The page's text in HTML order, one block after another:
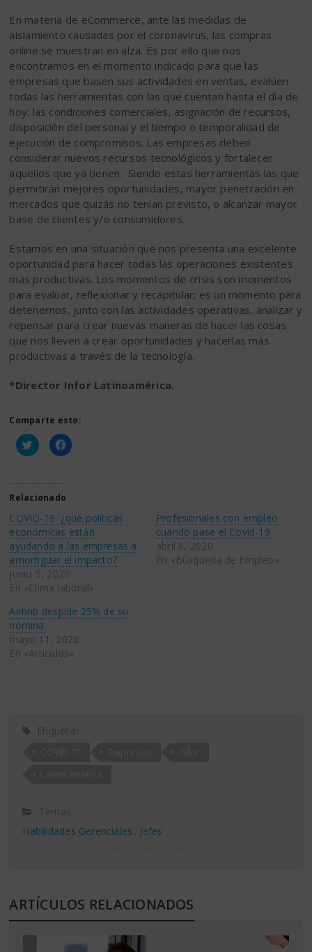
En materia de eCommerce, ante las medidas de
aislamiento causadas por el coronavirus, las compras
online se muestran en alza. Es por ello que nos
encontramos en el momento indicado para que las
empresas que basen sus actividades en ventas, evalúen
todas las herramientas con las que cuentan hasta el día de
hoy: las condiciones comerciales, asignación de recursos,
disposición del personal y el tiempo o temporalidad de
ejecución de compromisos. Las empresas deben
considerar nuevos recursos tecnológicos y fortalecer
aquellos que ya tienen. Siendo estas herramientas las que
permitirán mejores oportunidades, mayor penetración en
mercados que quizás no tenían previsto, o alcanzar mayor
base de clientes y/o consumidores.
Estamos en una situación que nos presenta una excelente
oportunidad para hacer todas las operaciones existentes
más productivas. Los momentos de crisis son momentos
para evaluar, reflexionar y recapitular; es un momento para
detenernos, junto con las actividades operativas, analizar y
repensar para crear nuevas maneras de hacer las cosas
que nos lleven a crear oportunidades y hacerlas más
productivas a través de la tecnología.
*Director Infor Latinoamérica.
Comparte esto:
Haz
clic
(Se
abre
una
ventana
nueva)
Haz
clic
una
ventana
nueva)
Relacionado
COVID-19: ¿qué políticas
económicas están
ayudando a las empresas a
amortiguar el impacto?
junio 5, 2020
En «Clima laboral»
Profesionales con empleo
cuando pase el Covid-19
abril 8, 2020
En «Búsqueda de Empleo»
Airbnb despide 25% de su
nómina
mayo 11, 2020
En «Articulos»
Etiquetas:
Temas:
Habilidades Gerenciales
Jefes
ARTÍCULOS RELACIONADOS